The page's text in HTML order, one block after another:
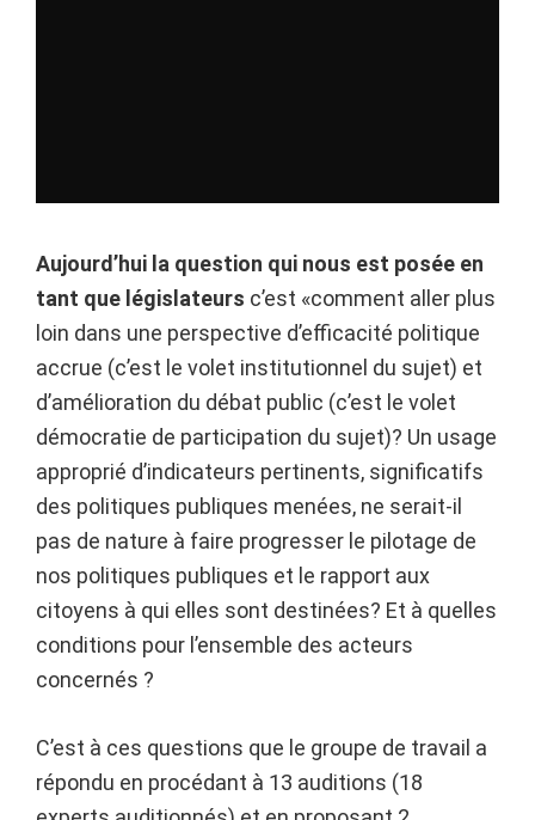
Aujourd’hui la question qui nous est posée en
tant que législateurs c’est «comment aller plus
loin dans une perspective d’efficacité politique
accrue (c’est le volet institutionnel du sujet) et
d’amélioration du débat public (c’est le volet
démocratie de participation du sujet)? Un usage
approprié d’indicateurs pertinents, significatifs
des politiques publiques menées, ne serait-il
pas de nature à faire progresser le pilotage de
nos politiques publiques et le rapport aux
citoyens à qui elles sont destinées? Et à quelles
conditions pour l’ensemble des acteurs
concernés ?
C’est à ces questions que le groupe de travail a
répondu en procédant à 13 auditions (18